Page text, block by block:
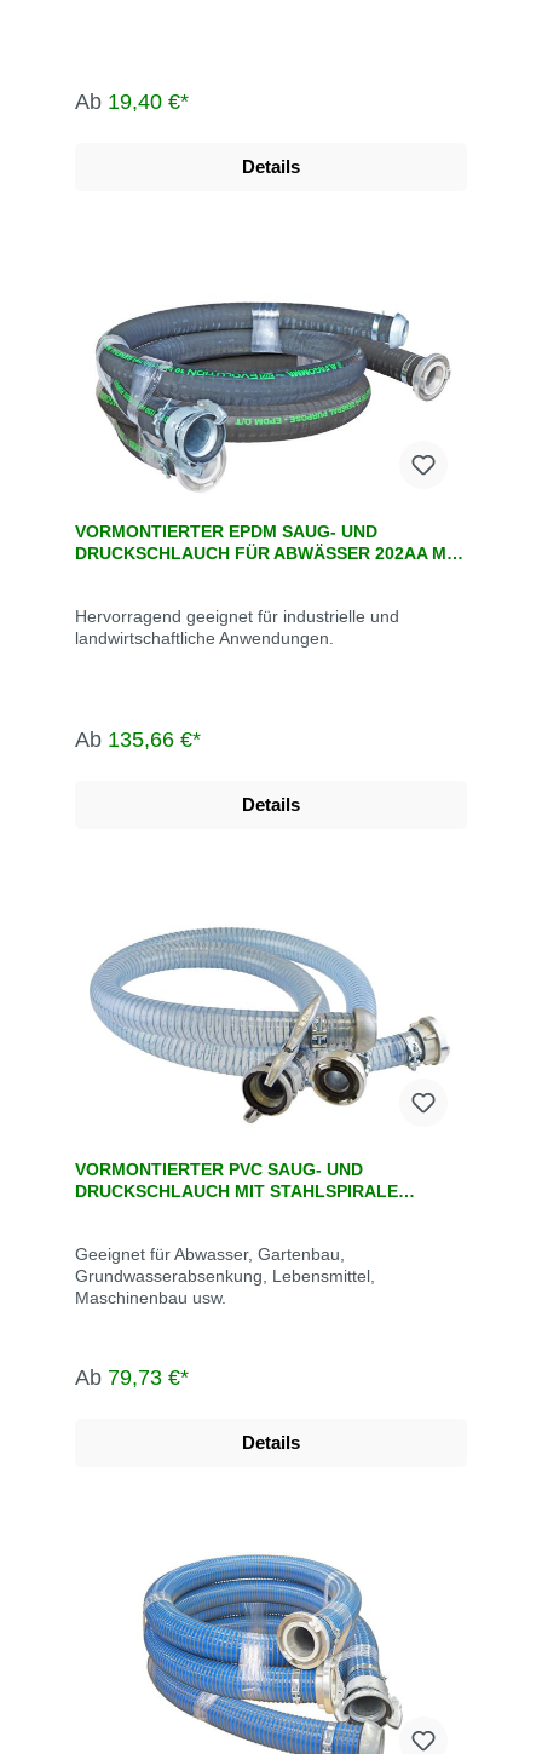
Ab 19,40 €*
Details
VORMONTIERTER EPDM SAUG- UND
DRUCKSCHLAUCH FÜR ABWÄSSER 202AA MIT
Hervorragend geeignet für industrielle und
landwirtschaftliche Anwendungen.
Ab 135,66 €*
Details
VORMONTIERTER PVC SAUG- UND
DRUCKSCHLAUCH MIT STAHLSPIRALE
Geeignet für Abwasser, Gartenbau,
Grundwasserabsenkung, Lebensmittel,
Maschinenbau usw.
Ab 79,73 €*
Details